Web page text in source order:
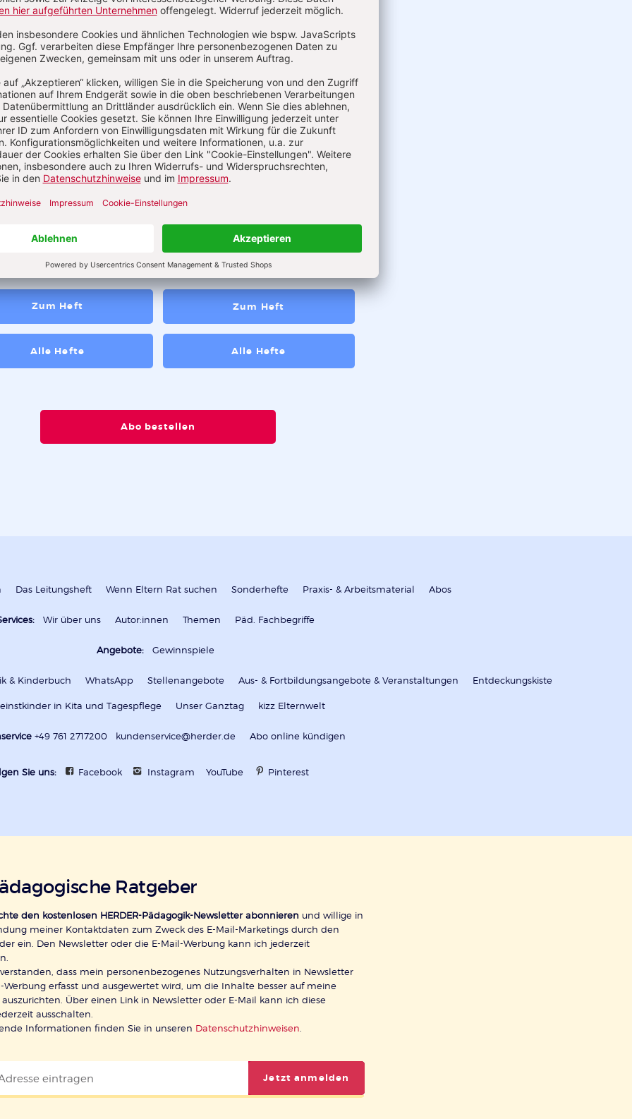
Über die pädagogische
Zumutens
Zum Heft
Alle Hefte
Ausgabe 3_2026
Zum Heft
Alle Hefte
Abo bestellen
Das Leitungsheft Wenn Eltern Rat suchen Sonderhefte Praxis- & Arbeitsmaterial Abos
Wir über uns Autor:innen Themen Päd. Fachbegriffe
Angebote: Gewinnspiele
& Kinderbuch WhatsApp Stellenangebote Aus- & Fortbildungsangebote & Veranstaltungen Entdeckungskiste
in Kita und Tagespflege Unser Ganztag kizz Elternwelt
+49 761 2717200 kundenservice@herder.de Abo online kündigen
Sie uns: Facebook Instagram YouTube Pinterest
Ratgeber
den kostenlosen HERDER-Pädagogik-Newsletter abonnieren und willige in
meiner Kontaktdaten zum Zweck des E-Mail-Marketings durch den
ein. Den Newsletter oder die E-Mail-Werbung kann ich jederzeit
dass mein personenbezogenes Nutzungsverhalten in Newsletter
Werbung erfasst und ausgewertet wird, um die Inhalte besser auf meine
Über einen Link in Newsletter oder E-Mail kann ich diese
ausschalten.
Informationen finden Sie in unseren Datenschutzhinweisen
Jetzt anmelden